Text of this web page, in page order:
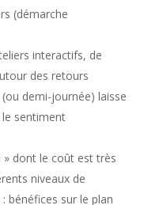
(démarche
interactifs, de
des retours
demi-journée) laisse
sentiment
» dont le coût est très
niveaux de
bénéfices sur le plan